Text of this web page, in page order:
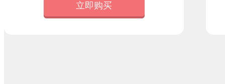
立即购买